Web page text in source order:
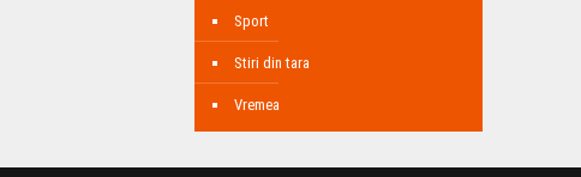
Sport
Stiri din tara
Vremea